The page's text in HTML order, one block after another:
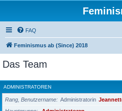
FAQ
Feminismus ab (Since) 2018
Das Team
ADMINISTRATOREN
Rang, Benutzername Administratorin